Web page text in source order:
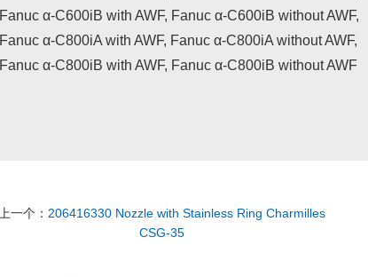
Fanuc α-C600iB with AWF, Fanuc α-C600iB without AWF,
Fanuc α-C800iA with AWF, Fanuc α-C800iA without AWF,
Fanuc α-C800iB with AWF, Fanuc α-C800iB without AWF
上一个： 206416330 Nozzle with Stainless Ring Charmilles
CSG-35